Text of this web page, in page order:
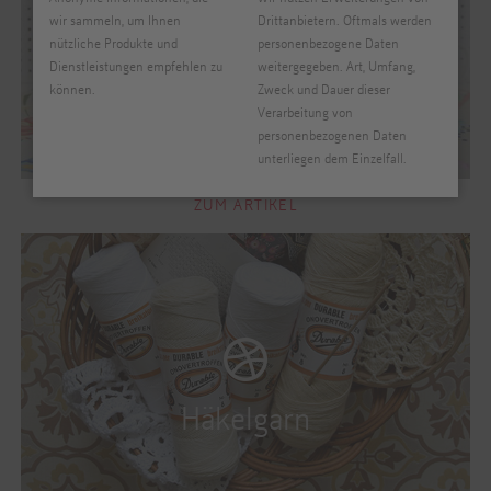
ZUM ARTIKEL
wir sammeln, um Ihnen
nützliche Produkte und
Dienstleistungen empfehlen zu
können.
Drittanbietern. Oftmals werden
personenbezogene Daten
weitergegeben. Art, Umfang,
Zweck und Dauer dieser
Verarbeitung von
personenbezogenen Daten
unterliegen dem Einzelfall.